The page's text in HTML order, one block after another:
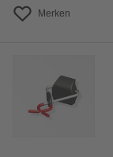
Merken